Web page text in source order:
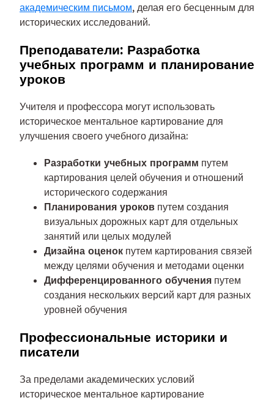
академическим письмом, делая его бесценным для
исторических исследований.
Преподаватели: Разработка
учебных программ и планирование
уроков
Учителя и профессора могут использовать
историческое ментальное картирование для
улучшения своего учебного дизайна:
Разработки учебных программ путем
картирования целей обучения и отношений
исторического содержания
Планирования уроков путем создания
визуальных дорожных карт для отдельных
занятий или целых модулей
Дизайна оценок путем картирования связей
между целями обучения и методами оценки
Дифференцированного обучения путем
создания нескольких версий карт для разных
уровней обучения
Профессиональные историки и
писатели
За пределами академических условий
историческое ментальное картирование